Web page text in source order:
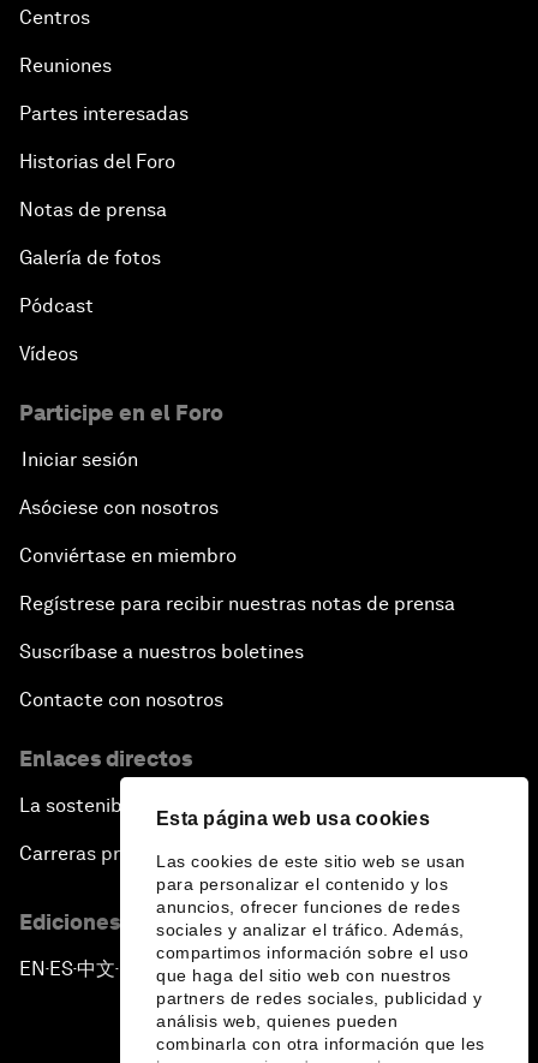
Esta página web usa cookies
Las cookies de este sitio web se usan
para personalizar el contenido y los
anuncios, ofrecer funciones de redes
sociales y analizar el tráfico. Además,
compartimos información sobre el uso
que haga del sitio web con nuestros
partners de redes sociales, publicidad y
análisis web, quienes pueden
combinarla con otra información que les
Centros
Reuniones
Partes interesadas
Historias del Foro
Notas de prensa
Galería de fotos
Pódcast
Vídeos
Participe en el Foro
Iniciar sesión
Asóciese con nosotros
Conviértase en miembro
Regístrese para recibir nuestras notas de prensa
Suscríbase a nuestros boletines
Contacte con nosotros
Enlaces directos
La sostenibilidad en el Foro
Carreras profesionales
Ediciones en otros idiomas
EN ▪ES▪中文▪ 日本語